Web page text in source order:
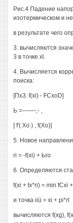
Рис.4 Падение
изотермическом и
в результате чего
3. вычислякл'ся
3 в точке xl.
4. Вычисляется
поиска:
[ПхЗ. f(xi) - FCxoD]
Ь =--—--;- ,
[ f'( Хо ) , f(Xo)]
5. Новое
ri = -f(xi) + Ьго
6. Определяются
f(xi + tx*ri) = min fCxi
и точка iiü = xi + pi*rl
вычисляются f(xg),